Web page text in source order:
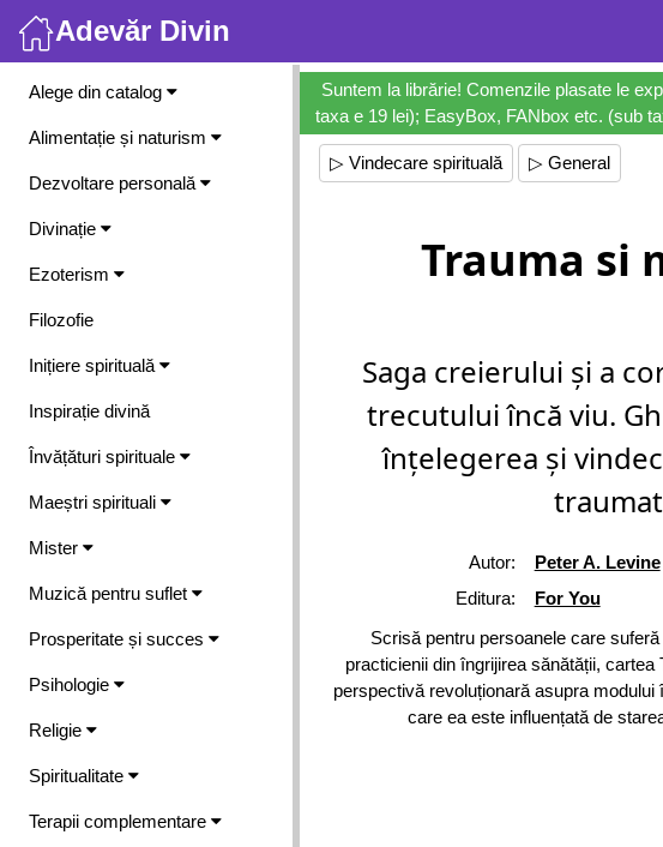
Adevăr Divin
Meniu
Alege din catalog
Alimentație și naturism
Dezvoltare personală
Divinație
Ezoterism
Filozofie
Inițiere spirituală
Inspirație divină
Învățături spirituale
Maeștri spirituali
Mister
Muzică pentru suflet
Prosperitate și succes
Psihologie
Religie
Spiritualitate
Terapii complementare
Suntem la librărie! Comenzile plasate le
taxa e 19 lei); EasyBox, FANbox etc. (sub
▷ Vindecare spirituală ▷ General
Trauma si
Saga creierului și a
trecutului încă viu.
înțelegerea și
Autor:
Peter A. Levine
Editura:
For You
Scrisă pentru persoanele care
practicienii din îngrijirea sănătății,
perspectivă revoluționară asupra
care ea este influențată de